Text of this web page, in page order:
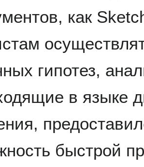
как
гипотез,
в языке
быстрой